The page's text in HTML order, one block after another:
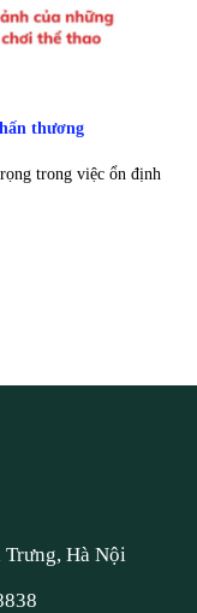
thương
trong việc ổn định
Trưng, Hà Nội